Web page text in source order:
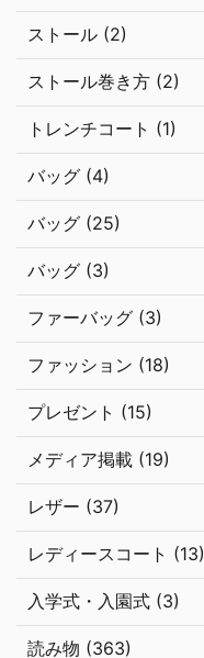
ストール (2)
ストール巻き方 (2)
トレンチコート (1)
バッグ (4)
バッグ (25)
バッグ (3)
ファーバッグ (3)
ファッション (18)
プレゼント (15)
メディア掲載 (19)
レザー (37)
レディースコート (13)
入学式・入園式 (3)
読み物 (363)